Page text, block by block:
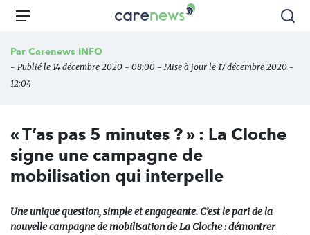
Aller
principal
Carenews,
des
Menu
Par Carenews INFO
- Publié le 14 décembre 2020 - 08:00 - Mise à jour le 17 décembre 2020 -
12:04
« T’as pas 5 minutes ? » : La Cloche
signe une campagne de
mobilisation qui interpelle
Une unique question, simple et engageante. C’est le pari de la
nouvelle campagne de mobilisation de La Cloche : démontrer